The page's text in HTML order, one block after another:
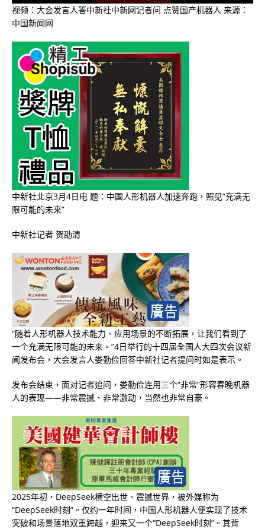
视频：大会发言人答中新社中新网记者问 点赞国产机器人 来源：
中国新闻网
中新社北京3月4日电 题：中国人形机器人加速奔跑，照见“充满无
限可能的未来”
中新社记者 贺劭清
“随着人形机器人技术能力、应用场景的不断拓展，让我们看到了
一个充满无限可能的未来。”4日举行的十四届全国人大四次会议新
闻发布会，大会发言人娄勤俭回答中新社记者提问时如是表示。
发布会结束，面对记者追问，娄勤俭连用三个“非常”形容春晚机器
人的表现——非常震撼、非常激动，当然也非常自豪。
2025年初，DeepSeek横空出世、震撼世界，被外媒称为
“DeepSeek时刻”。仅约一年时间，中国人形机器人便实现了技术
突破和场景落地双重跨越，迎来又一个“DeepSeek时刻”。其背